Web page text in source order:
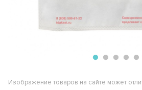
Изображение товаров на сайте может